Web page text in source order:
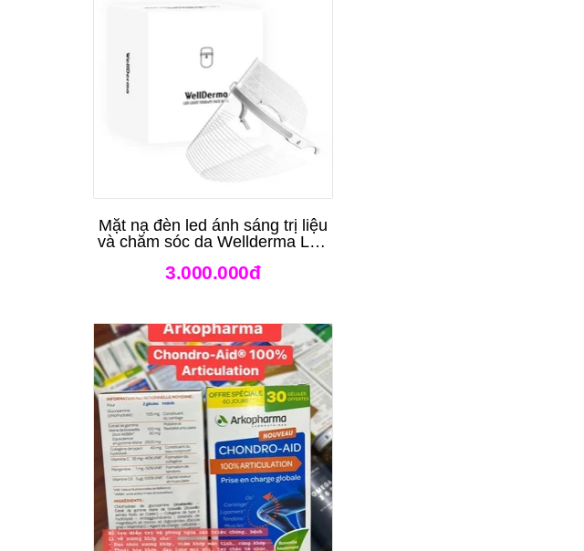
Mặt nạ đèn led ánh sáng trị liệu
và chăm sóc da Wellderma Led
Mask
3.000.000đ